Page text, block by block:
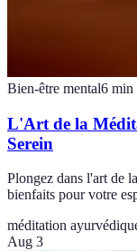
Bien-être mental6 min
L'Art de la
Serein
Plongez dans l'art de
bienfaits pour votre
méditation
Aug 3